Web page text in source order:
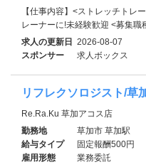
【仕事内容】<ストレッチトレ
レーナーに!未経験歓迎 <募集職
求人の更新日 2026-08-07
スポンサー
求人ボックス
リフレクソロジスト/草
Re.Ra.Ku 草加アコス店
勤務地
草加市 草加駅
給与タイプ
固定報酬500円
雇用形態
業務委託